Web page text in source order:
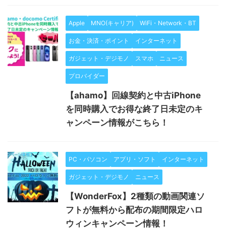
Apple MNO(キャリア) WiFi・Network・BT
お金・決済・ポイント インターネット
ガジェット・デジモノ スマホ ニュース
プロバイダー
【ahamo】回線契約と中古iPhone
を同時購入でお得な終了日未定のキ
ャンペーン情報がこちら！
PC・パソコン アプリ・ソフト インターネット
ガジェット・デジモノ ニュース
【WonderFox】2種類の動画関連ソ
フトが無料から配布の期間限定ハロ
ウィンキャンペーン情報！